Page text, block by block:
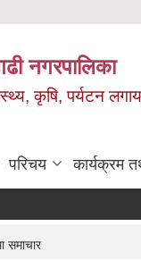
नगरपालिका
कृषि, पर्यटन
परिचय कार्यक्रम
समाचार